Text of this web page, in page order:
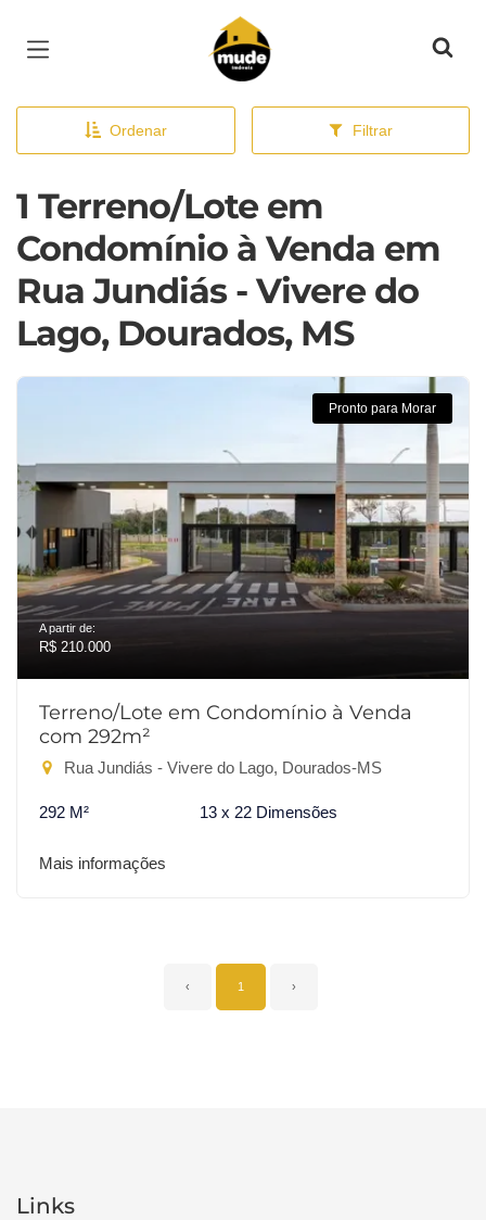
Página inicial
Ordenar Filtrar
1 Terreno/Lote em
Condomínio à Venda em
Rua Jundiás - Vivere do
Lago, Dourados, MS
Pronto para Morar
A partir de:
R$ 210.000
Terreno/Lote em Condomínio à Venda
com 292m²
Rua Jundiás - Vivere do Lago, Dourados-MS
292 M² 13 x 22 Dimensões
Mais informações
‹ 1 ›
Links